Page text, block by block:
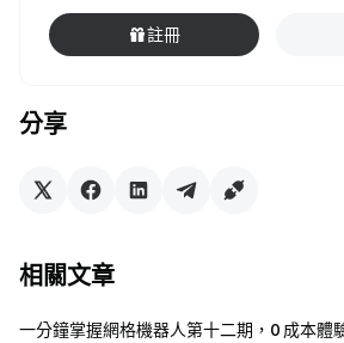
若用戶同時參加Gate其他活動，
勵。
等作弊行爲，子帳戶和主帳戶，以
個帳戶將被視爲同一參與者，子帳
Gate保留最終解釋權。
本活動與Apple Inc.無關。
分享
註冊
相關文章
一分鐘掌握網格機器人第十二期，0 成本體